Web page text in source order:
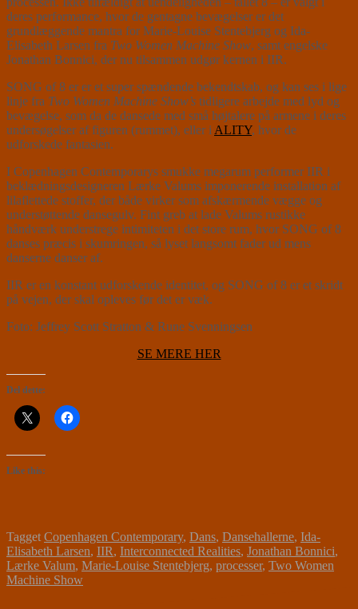
deres performance, hvor de gentagne bevægelser er det
grundlæggende mantra for Marie-Louise Stentebjerg og Ida-
Elisabeth Larsen fra Two Women Machine Show, samt engelske
Jonathan Bonnici, der nu tilsammen udgør kernen i IIR.
SONG of 8 er er et super spændende bekendtskab, og kan ses i lige
linje fra Two Women Machine Show’s tidligere arbejde med lyd og
bevægelse, som da de dansede med små højtalere på armene i deres
undersøgelser af figuren (rummet), eller i ALITY, hvor de
udforskede fantasien.
I Copenhagen Contemporarys smukke megarum performer IIR i
beklædningsdesigneren Lærke Valums imponerende installation af
lilaflettede stoffer, der både virker som afskærmende vægge og
understøttende dansegulv. Fint greb at lade Valums rustikke
håndværk understrege intimiteten i det store rum, hvor SONG of 8
danses præcis i skumringen, så lyset langsomt fader ud mens
danserne danser af.
IIR er en konstant udforskende identitet, og SONG of 8 er et skridt
på vejen, der skal opleves før det er væk.
Foto: Jeffrey Scott Stratton & Rune Svenningsen
SE MERE HER
Del dette:
Like this:
Tagget Copenhagen Contemporary, Dans, Dansehallerne, Ida-
Elisabeth Larsen, IIR, Interconnected Realities, Jonathan Bonnici,
Lærke Valum, Marie-Louise Stentebjerg, processer, Two Women
Machine Show